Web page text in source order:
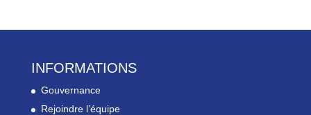
INFORMATIONS
Gouvernance
Rejoindre l’équipe